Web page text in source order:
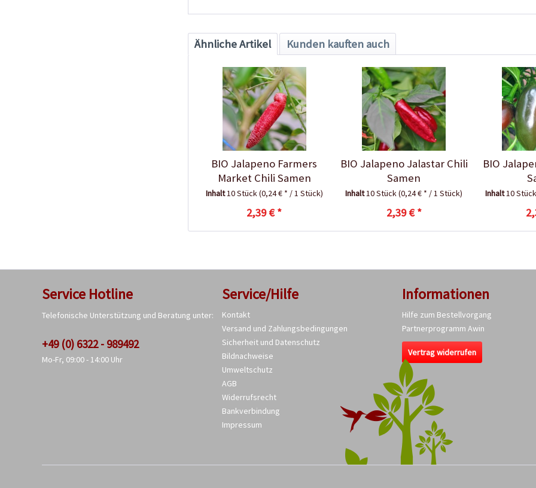
Ähnliche Artikel Kunden kauften auch
BIO Jalapeno Farmers
Market Chili Samen
Inhalt10 Stück(0,24 € * / 1 Stück)
2,39 € *
BIO Jalapeno Jalastar Chili
Samen
Inhalt10 Stück(0,24 € * / 1 Stück)
2,39 € *
BIO
Inhalt10 Stück
Service Hotline
Telefonische Unterstützung und Beratung unter:
+49 (0) 6322 - 989492
Mo-Fr, 09:00 - 14:00 Uhr
Service/Hilfe
Kontakt
Versand und Zahlungsbedingungen
Sicherheit und Datenschutz
Bildnachweise
Umweltschutz
AGB
Widerrufsrecht
Bankverbindung
Impressum
Informationen
Hilfe zum Bestellvorgang
Partnerprogramm Awin
Vertrag widerrufen